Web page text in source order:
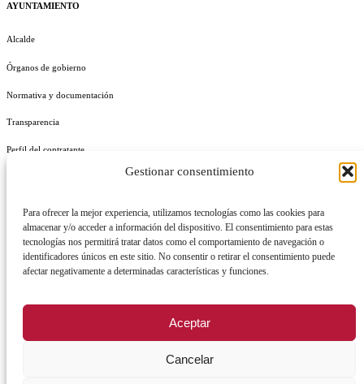
Gestionar consentimiento
Para ofrecer la mejor experiencia, utilizamos tecnologías como las cookies para
almacenar y/o acceder a información del dispositivo. El consentimiento para estas
tecnologías nos permitirá tratar datos como el comportamiento de navegación o
identificadores únicos en este sitio. No consentir o retirar el consentimiento puede
afectar negativamente a determinadas características y funciones.
Aceptar
Cancelar
AYUNTAMIENTO
Alcalde
Órganos de gobierno
Normativa y documentación
Transparencia
Perfil del contratante
REGISTRO DE ACTIVIDADES DE TRATAMIENTO